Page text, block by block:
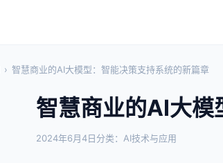
› 智慧商业的AI大模型：智能决策支持系统的新篇章
智慧商业的AI大模
2024年6月4日分类：AI技术与应用